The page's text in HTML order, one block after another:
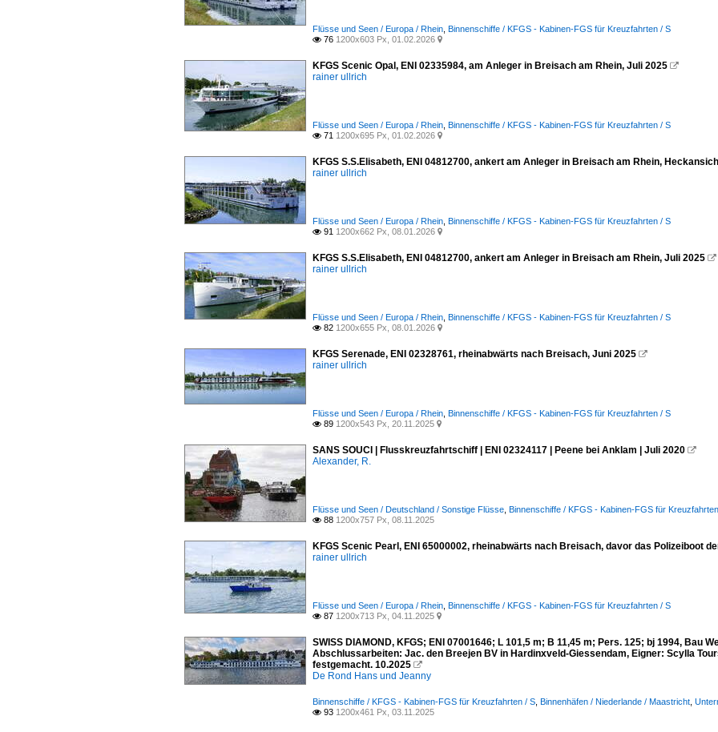
Flüsse und Seen / Europa / Rhein Binnenschiffe / KFGS - Kabinen-FGS für Kreuzfahrten / S
 76 1200x603 Px, 01.02.2026 
KFGS Scenic Opal, ENI 02335984, am Anleger in Breisach am Rhein, Juli 2025 
rainer ullrich
Flüsse und Seen / Europa / Rhein Binnenschiffe / KFGS - Kabinen-FGS für Kreuzfahrten / S
 71 1200x695 Px, 01.02.2026 
KFGS S.S.Elisabeth, ENI 04812700, ankert am Anleger in Breisach am Rhein,
rainer ullrich
Flüsse und Seen / Europa / Rhein Binnenschiffe / KFGS - Kabinen-FGS für Kreuzfahrten / S
 91 1200x662 Px, 08.01.2026 
KFGS S.S.Elisabeth, ENI 04812700, ankert am Anleger in Breisach am Rhein, Juli 2025 
rainer ullrich
Flüsse und Seen / Europa / Rhein Binnenschiffe / KFGS - Kabinen-FGS für Kreuzfahrten / S
 82 1200x655 Px, 08.01.2026 
KFGS Serenade, ENI 02328761, rheinabwärts nach Breisach, Juni 2025 
rainer ullrich
Flüsse und Seen / Europa / Rhein Binnenschiffe / KFGS - Kabinen-FGS für Kreuzfahrten / S
 89 1200x543 Px, 20.11.2025 
SANS SOUCI | Flusskreuzfahrtschiff | ENI 02324117 | Peene bei Anklam | Juli 2020 
Alexander, R.
Flüsse und Seen / Deutschland / Sonstige Flüsse Binnenschiffe / KFGS - Kabinen-FGS für
 88 1200x757 Px, 08.11.2025
KFGS Scenic Pearl, ENI 65000002, rheinabwärts nach Breisach, davor das Polizeiboot
rainer ullrich
Flüsse und Seen / Europa / Rhein Binnenschiffe / KFGS - Kabinen-FGS für Kreuzfahrten / S
 87 1200x713 Px, 04.11.2025 
SWISS DIAMOND, KFGS; ENI 07001646; L 101,5 m; B 11,45 m; Pers. 125; bj 1994, Bau
Abschlussarbeiten: Jac. den Breejen BV in Hardinxveld-Giessendam, Eigner: Scylla
festgemacht. 10.2025 
De Rond Hans und Jeanny
Binnenschiffe / KFGS - Kabinen-FGS für Kreuzfahrten / S Binnenhäfen / Niederlande / Maastricht
 93 1200x461 Px, 03.11.2025